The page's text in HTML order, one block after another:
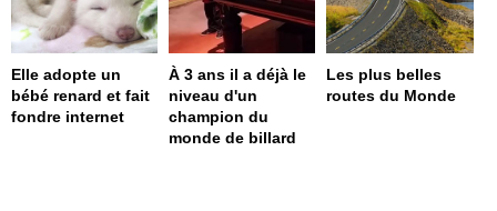
Elle adopte un
bébé renard et fait
fondre internet
À 3 ans il a déjà le
niveau d'un
champion du
monde de billard
Les plus belles
routes du Monde